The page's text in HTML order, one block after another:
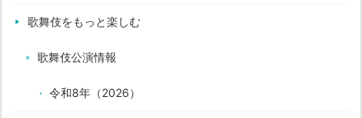
歌舞伎をもっと楽しむ
歌舞伎公演情報
令和8年（2026）